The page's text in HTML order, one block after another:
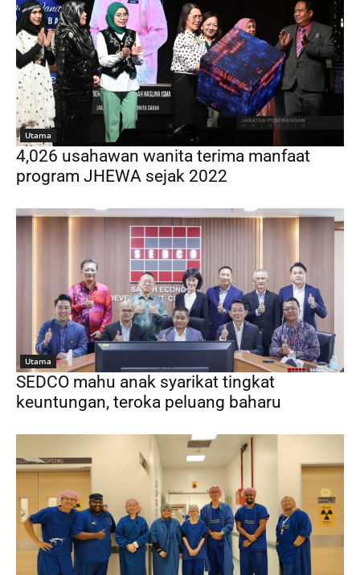
Utama
4,026 usahawan wanita terima manfaat
program JHEWA sejak 2022
Utama
SEDCO mahu anak syarikat tingkat
keuntungan, teroka peluang baharu